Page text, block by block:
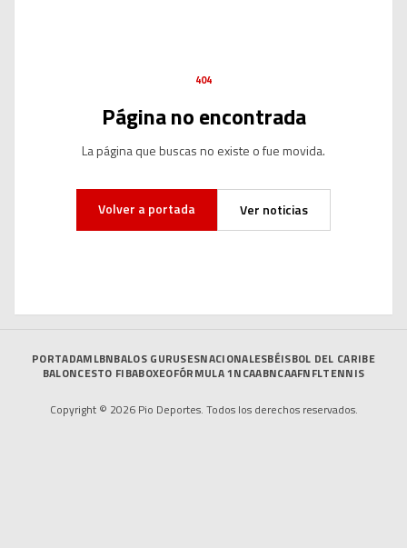
404
Página no encontrada
La página que buscas no existe o fue movida.
Volver a portada Ver noticias
PORTADAMLBNBALOS GURUSESNACIONALESBÉISBOL DEL CARIBE
BALONCESTO FIBABOXEOFÓRMULA 1NCAABNCAAFNFLTENNIS
Copyright © 2026 Pio Deportes. Todos los derechos reservados.